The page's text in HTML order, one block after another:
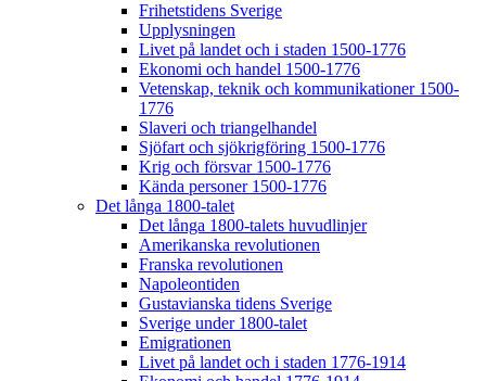
Frihetstidens Sverige
Upplysningen
Livet på landet och i staden 1500-1776
Ekonomi och handel 1500-1776
Vetenskap, teknik och kommunikationer 1500-
1776
Slaveri och triangelhandel
Sjöfart och sjökrigföring 1500-1776
Krig och försvar 1500-1776
Kända personer 1500-1776
Det långa 1800-talet
Det långa 1800-talets huvudlinjer
Amerikanska revolutionen
Franska revolutionen
Napoleontiden
Gustavianska tidens Sverige
Sverige under 1800-talet
Emigrationen
Livet på landet och i staden 1776-1914